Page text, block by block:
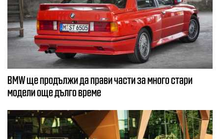
BMW ще продължи да прави части за много стари
модели още дълго време